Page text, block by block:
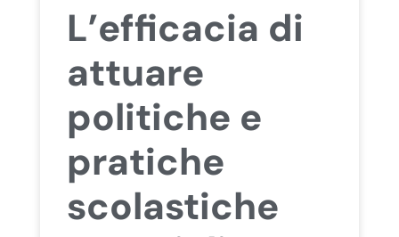
L’efficacia di
attuare
politiche e
pratiche
scolastiche